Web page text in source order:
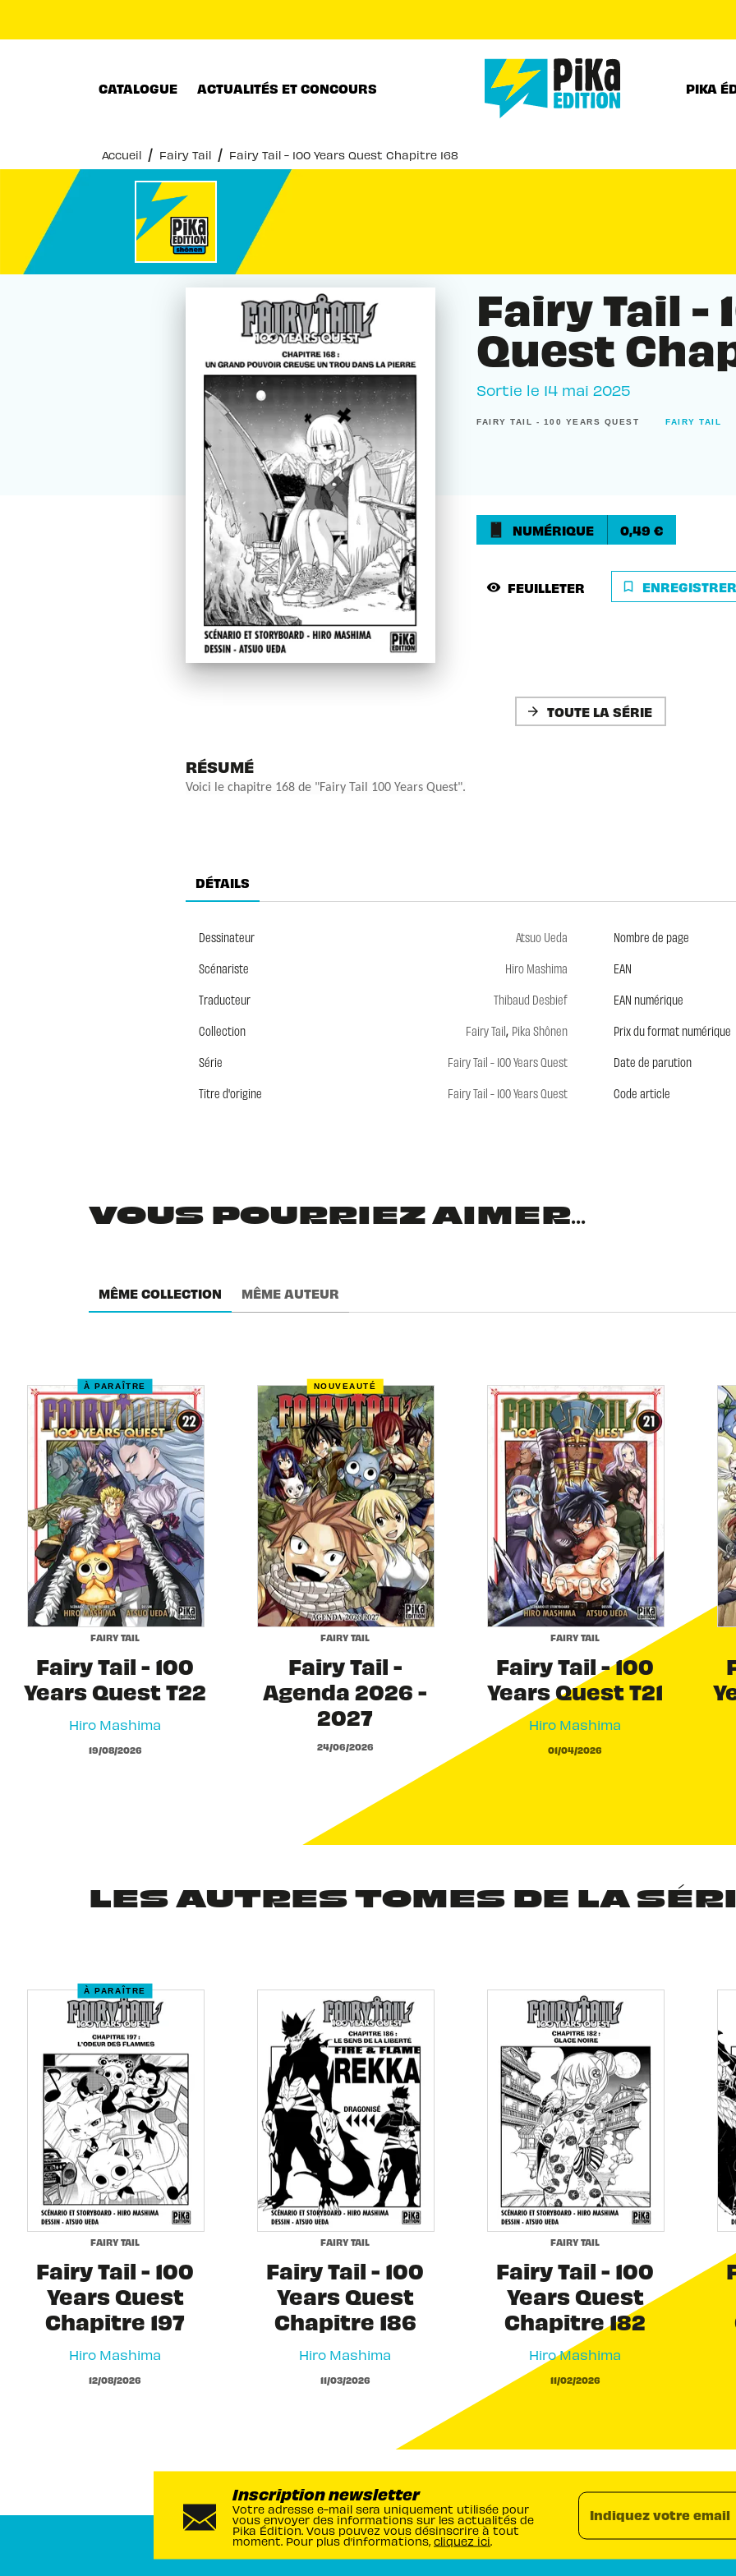
CATALOGUE ACTUALITÉS ET CONCOURS PIKA
Accueil / Fairy Tail / Fairy Tail - 100 Years Quest Chapitre 168
Fairy Tail -
Quest
Sortie le 14 mai 2025
FAIRY TAIL - 100 YEARS QUEST FAIRY TAIL
NUMÉRIQUE 0,49 €
visibility FEUILLETER bookmark_border ENREGISTRER
arrow_forward TOUTE LA SÉRIE
RÉSUMÉ
Voici le chapitre 168 de "Fairy Tail 100 Years Quest".
DÉTAILS
Dessinateur
Atsuo Ueda
Scénariste
Hiro Mashima
Traducteur
Thibaud Desbief
Collection
Fairy Tail, Pika Shônen
Série
Fairy Tail - 100 Years Quest
Titre d'origine
Fairy Tail - 100 Years Quest
Nombre de page
EAN
EAN numérique
Prix du format numérique
Date de parution
Code article
VOUS POURRIEZ AIMER...
MÊME COLLECTION MÊME AUTEUR
À PARAÎTRE
FAIRY TAIL
Fairy Tail - 100
Years Quest T22
Hiro Mashima
19/08/2026
NOUVEAUTÉ
FAIRY TAIL
Fairy Tail -
Agenda 2026 -
2027
24/06/2026
FAIRY TAIL
Fairy Tail - 100
Years Quest T21
Hiro Mashima
01/04/2026
LES AUTRES TOMES DE LA
À PARAÎTRE
FAIRY TAIL
Fairy Tail - 100
Years Quest
Chapitre 197
Hiro Mashima
12/08/2026
FAIRY TAIL
Fairy Tail - 100
Years Quest
Chapitre 186
Hiro Mashima
11/03/2026
FAIRY TAIL
Fairy Tail - 100
Years Quest
Chapitre 182
Hiro Mashima
11/02/2026
Inscription newsletter
Votre adresse e-mail sera uniquement utilisée pour
vous envoyer des informations sur les actualités de
Pika Édition. Vous pouvez vous désinscrire à tout
moment. Pour plus d’informations, cliquez ici.
Indiquez votre email